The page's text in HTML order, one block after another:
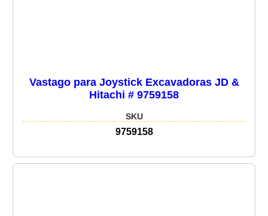
Vastago para Joystick Excavadoras JD &
Hitachi # 9759158
SKU
9759158